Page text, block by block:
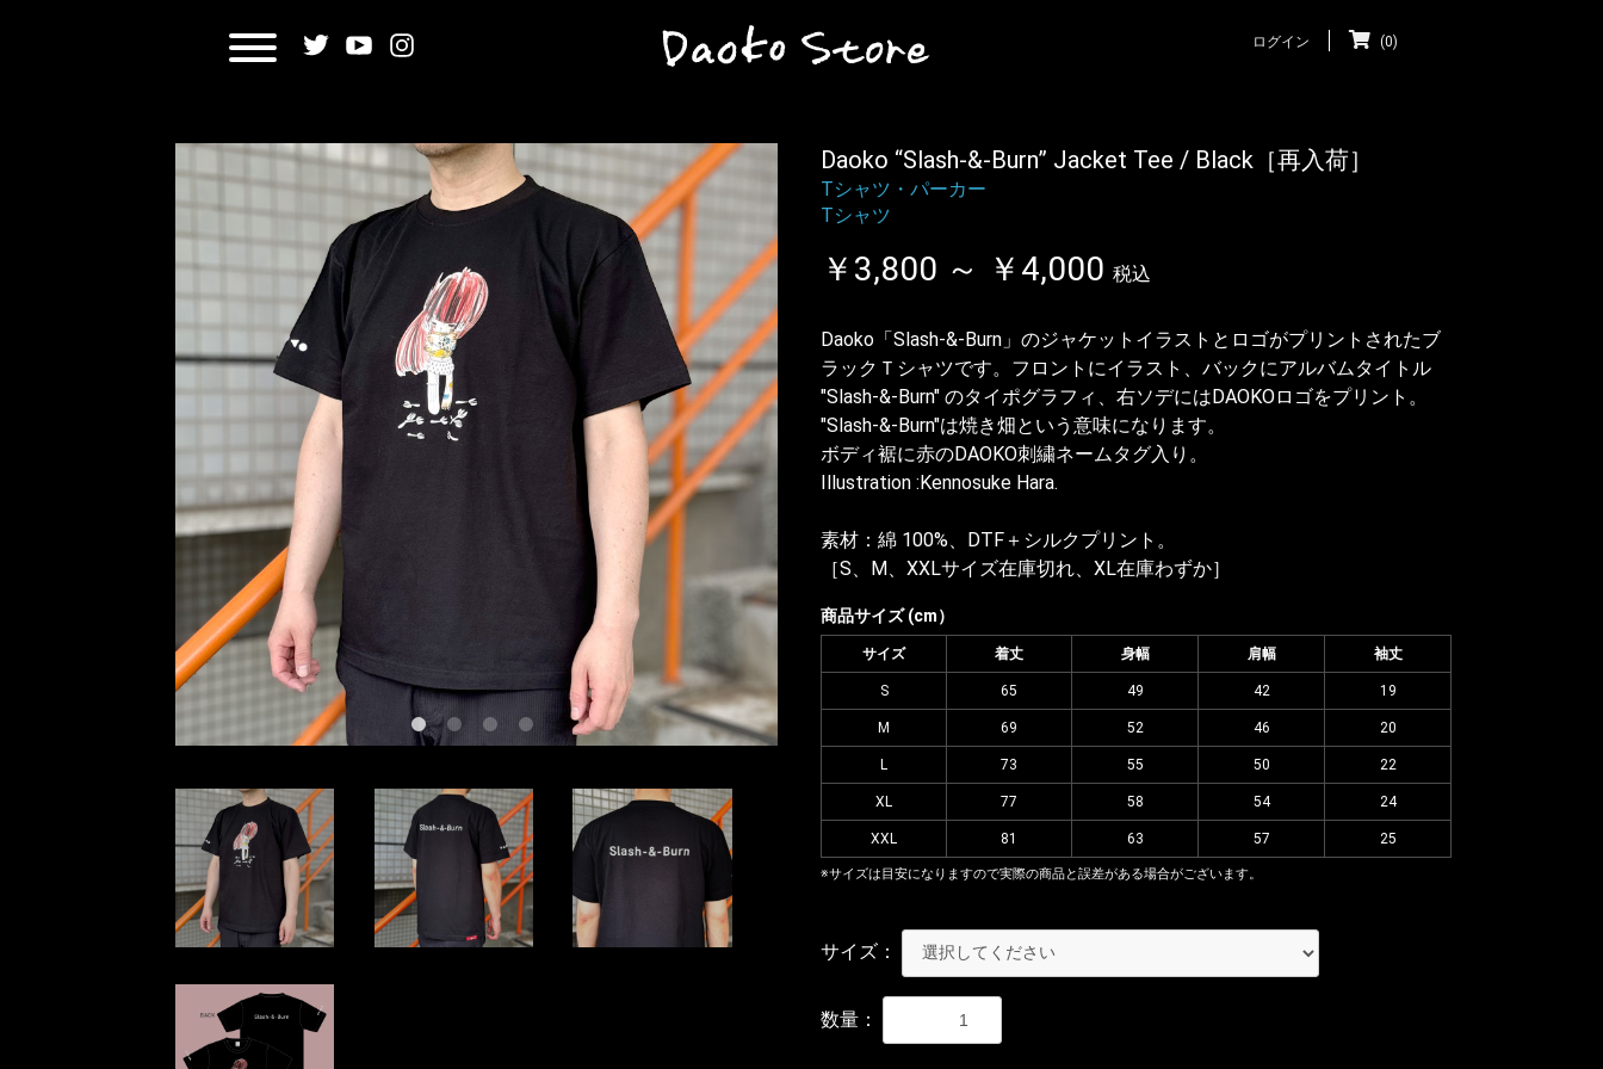
ログイン (0)
Daoko “Slash-&-Burn” Jacket Tee / Black［再入荷］
Tシャツ・パーカー
Tシャツ
￥3,800 ～ ￥4,000 税込
Daoko「Slash-&-Burn」のジャケットイラストとロゴがプリントされたブ
ラックＴシャツです。フロントにイラスト、バックにアルバムタイトル
"Slash-&-Burn" のタイポグラフィ、右ソデにはDAOKOロゴをプリント。
"Slash-&-Burn"は焼き畑という意味になります。
ボディ裾に赤のDAOKO刺繍ネームタグ入り。
Illustration :Kennosuke Hara.
素材：綿 100%、DTF＋シルクプリント。
［S、M、XXLサイズ在庫切れ、XL在庫わずか］
商品サイズ (cm）
サイズ 着丈 身幅 肩幅 袖丈
S 65 49 42 19
M 69 52 46 20
L 73 55 50 22
XL 77 58 54 24
XXL 81 63 57 25
※サイズは目安になりますので実際の商品と誤差がある場合がございます。
サイズ：
数量：